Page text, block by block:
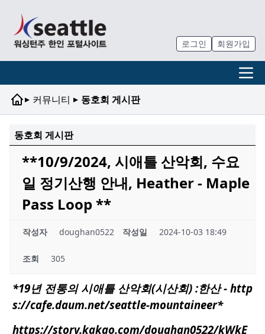
로그인 회원가입
▸ 커뮤니티 ▸ 동호회 게시판
동호회 게시판
**10/9/2024, 시애틀 산악회, 수요
일 정기산행 안내, Heather - Maple
Pass Loop **
작성자 doughan0522 작성일 2024-10-03 18:49
조회 305
*19년전통의 시애틀산악회(시산회) :한산 - http
s://cafe.daum.net/seattle-mountaineer*
https://story.kakao.com/doughan0522/kWkE